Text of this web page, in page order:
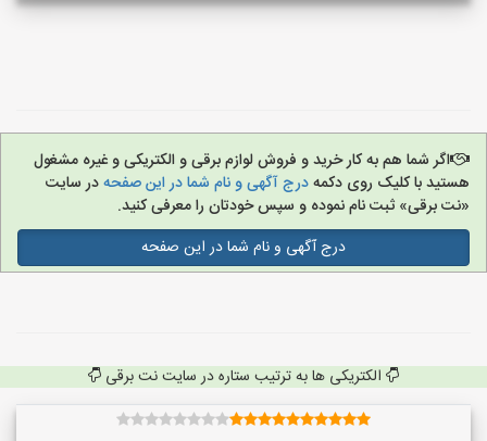
اگر شما هم به کار خرید و فروش لوازم برقی و الکتریکی و غیره مشغول
هستید با کلیک روی دکمهدرج آگهی و نام شما در این صفحهدر سایت
«نت برقی» ثبت نام نموده و سپس خودتان را معرفی کنید.
درج آگهی و نام شما در این صفحه
الکتریکی ها به ترتیب ستاره در سایت نت برقی